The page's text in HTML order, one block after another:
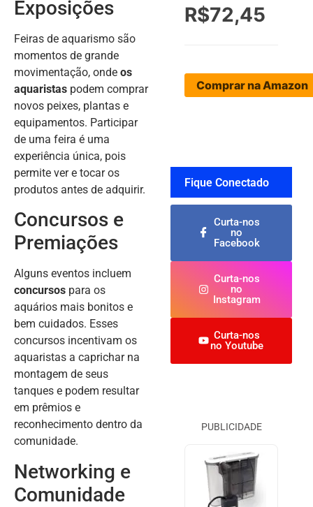
Exposições
Feiras de aquarismo são
momentos de grande
movimentação, onde os
aquaristas podem comprar
novos peixes, plantas e
equipamentos. Participar
de uma feira é uma
experiência única, pois
permite ver e tocar os
produtos antes de adquirir.
Concursos e
Premiações
Alguns eventos incluem
concursos para os
aquários mais bonitos e
bem cuidados. Esses
concursos incentivam os
aquaristas a caprichar na
montagem de seus
tanques e podem resultar
em prêmios e
reconhecimento dentro da
comunidade.
Networking e
Comunidade
R$72,45
Comprar na Amazon
Fique Conectado
Curta-nos
no
Facebook
Curta-nos
no
Instagram
Curta-nos
no Youtube
PUBLICIDADE